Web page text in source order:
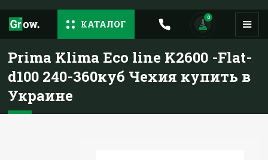
КАТАЛОГ
0
Prima Klima Eco line K2600 -Flat-
d100 240-360куб Чехия купить в
Украине